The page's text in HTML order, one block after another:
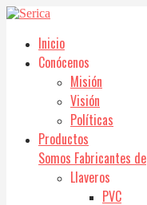
Inicio
Conócenos
Misión
Visión
Políticas
Productos
Somos Fabricantes de
Llaveros
PVC